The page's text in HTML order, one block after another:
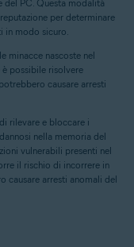
del PC. Questa modalità
per determinare
in modo sicuro.
minacce nascoste nel
è possibile risolvere
causare arresti
rilevare e bloccare i
nella memoria del
vulnerabili presenti nel
il rischio di incorrere in
causare arresti anomali del